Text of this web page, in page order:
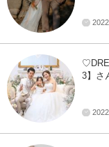
3】さ